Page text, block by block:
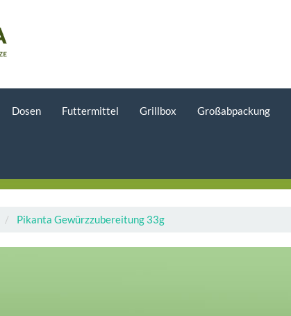
Dosen Futtermittel Grillbox Großabpackung
Pikanta Gewürzzubereitung 33g